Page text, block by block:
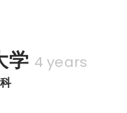
学 4 years